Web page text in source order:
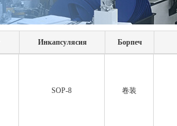
Инкапсулясия Борпеч
SOP-8 卷装